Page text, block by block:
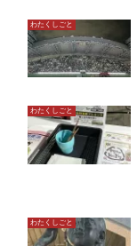
わたくしごと
わたくしごと
わたくしごと